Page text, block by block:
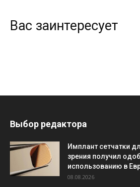
Вас заинтересует
Выбор редактора
Имплант сетчатки
зрения получил
использованию в
08.08.2026